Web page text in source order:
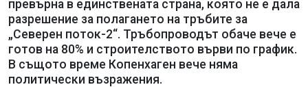
превърна в единствената страна, която не е дала
разрешение за полагането на тръбите за
„Северен поток-2“. Тръбопроводът обаче вече е
готов на 80% и строителството върви по график.
В същото време Копенхаген вече няма
политически възражения.